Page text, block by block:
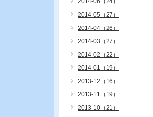
2014-06（24）
2014-05（27）
2014-04（26）
2014-03（27）
2014-02（22）
2014-01（19）
2013-12（16）
2013-11（19）
2013-10（21）